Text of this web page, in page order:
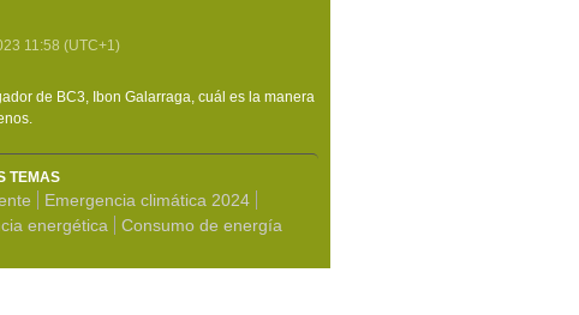
11:58 (UTC+1)
de BC3, Ibon Galarraga, cuál es la manera
TEMAS
Emergencia climática 2024
energética Consumo de energía